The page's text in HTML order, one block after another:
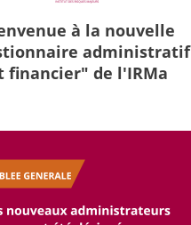
à la nouvelle
administratif
financier" de l'IRMa